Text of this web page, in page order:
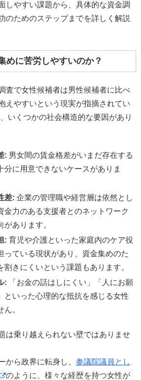
しやすい課題から、具体的な資金調
のためのステップまでを詳しく解説
めに苦労しやすいのか？
査で女性候補者は男性候補者に比べ
えやすいという現実が指摘されてい
いくつかの社会構造的な要因があり
: 男女間の賃金格差がいまだ存在する
分に用意できないケースがありま
差: 企業の管理職や経営層は依然とし
金力のある支援者とのネットワーク
があります。
: 育児や介護といった家庭内のケア役
っている現状があり、資金集めのた
割きにくいという課題もあります。
: 「お金の話はしにくい」「人にお願
といった心理的な抵抗を感じる女性
。
は乗り越えられない壁ではありませ
から政界に転身し、 参議院議員とし
のように、様々な経歴を持つ女性が